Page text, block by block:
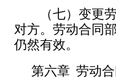
（七）变更
对方。劳动合同
仍然有效。
第六章 劳动